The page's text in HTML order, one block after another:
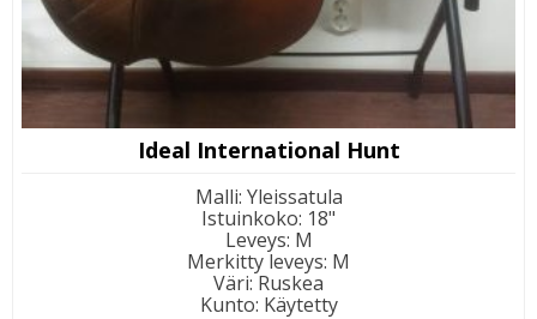
Ideal International Hunt
Malli: Yleissatula
Istuinkoko: 18"
Leveys: M
Merkitty leveys: M
Väri: Ruskea
Kunto: Käytetty